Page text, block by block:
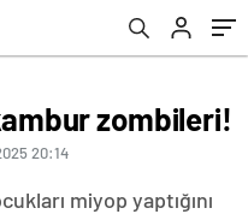
zombileri!
20:14
miyop yaptığını